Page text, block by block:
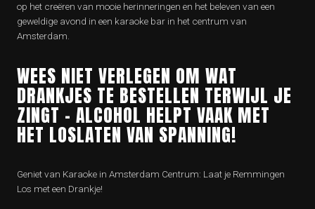
op het creëren van mooie herinneringen en het beleven van een
geweldige avond in een karaoke bar in het centrum van
Amsterdam.
WEES NIET VERLEGEN OM WAT
DRANKJES TE BESTELLEN TERWIJL JE
ZINGT – ALCOHOL HELPT VAAK MET
HET LOSLATEN VAN SPANNING!
Geniet van Karaoke in Amsterdam Centrum: Laat je Remmingen
Los met een Drankje!